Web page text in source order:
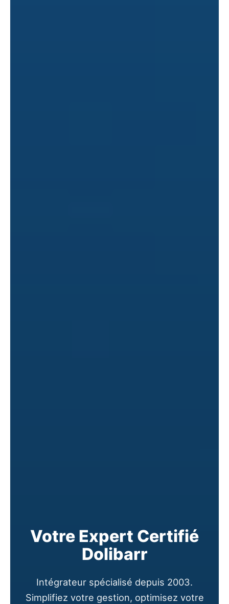
Votre Expert Certifié
Dolibarr
Intégrateur spécialisé depuis 2003.
Simplifiez votre gestion, optimisez votre